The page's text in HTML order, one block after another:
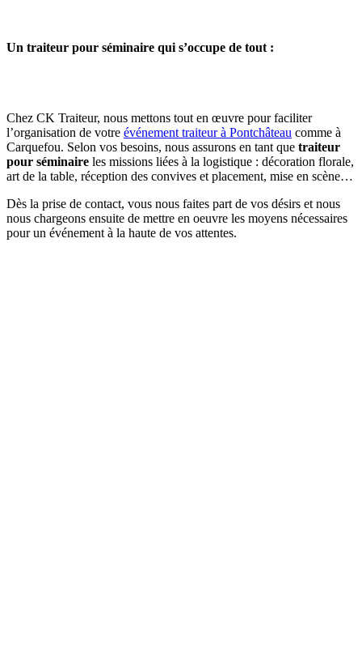
Un traiteur pour séminaire qui s’occupe de tout :
Chez CK Traiteur, nous mettons tout en œuvre pour faciliter
l’organisation de votre événement traiteur à Pontchâteau comme à
Carquefou. Selon vos besoins, nous assurons en tant que traiteur
pour séminaire les missions liées à la logistique : décoration florale,
art de la table, réception des convives et placement, mise en scène…
Dès la prise de contact, vous nous faites part de vos désirs et nous
nous chargeons ensuite de mettre en oeuvre les moyens nécessaires
pour un événement à la haute de vos attentes.